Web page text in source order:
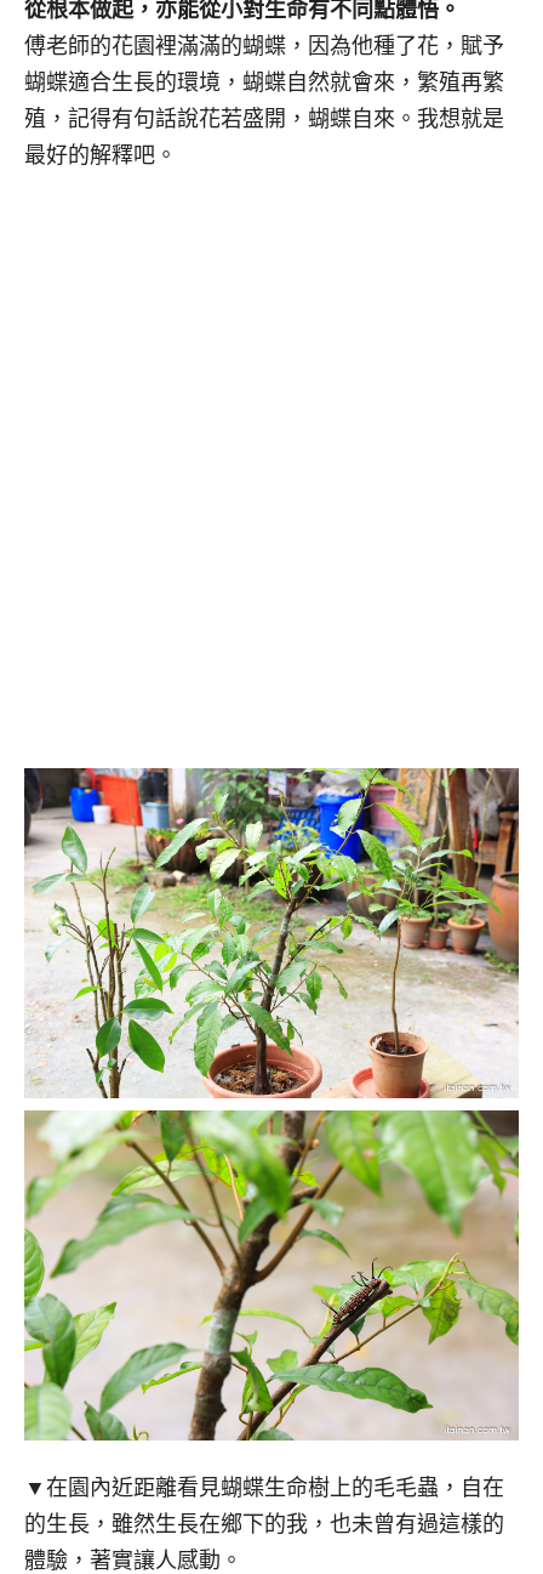
從根本做起，亦能從小對生命有不同點體悟。
傅老師的花園裡滿滿的蝴蝶，因為他種了花，賦予
蝴蝶適合生長的環境，蝴蝶自然就會來，繁殖再繁
殖，記得有句話說花若盛開，蝴蝶自來。我想就是
最好的解釋吧。
▼在園內近距離看見蝴蝶生命樹上的毛毛蟲，自在
的生長，雖然生長在鄉下的我，也未曾有過這樣的
體驗，著實讓人感動。